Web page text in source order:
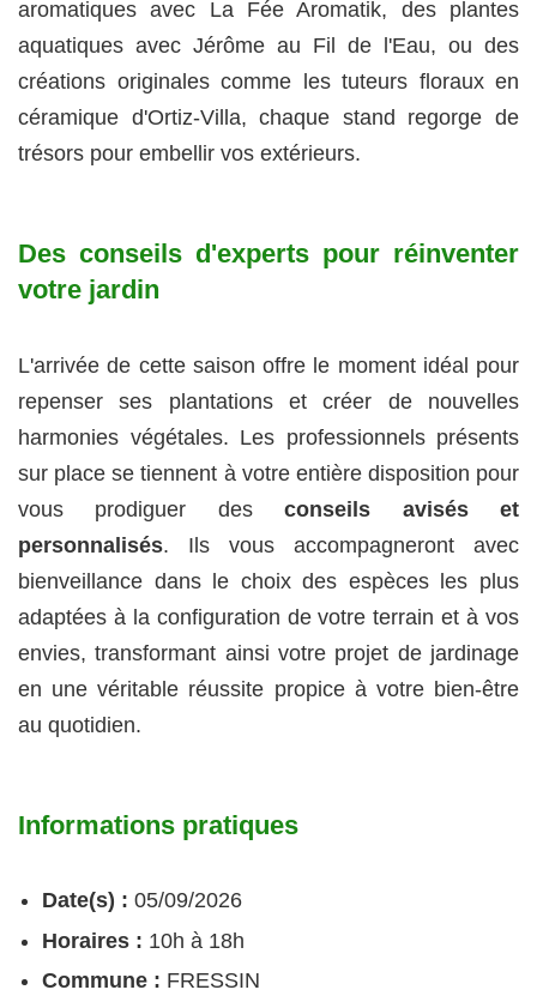
aromatiques avec La Fée Aromatik, des plantes
aquatiques avec Jérôme au Fil de l'Eau, ou des
créations originales comme les tuteurs floraux en
céramique d'Ortiz-Villa, chaque stand regorge de
trésors pour embellir vos extérieurs.
Des conseils d'experts pour réinventer
votre jardin
L'arrivée de cette saison offre le moment idéal pour
repenser ses plantations et créer de nouvelles
harmonies végétales. Les professionnels présents
sur place se tiennent à votre entière disposition pour
vous prodiguer desconseils avisés et
personnalisés. Ils vous accompagneront avec
bienveillance dans le choix des espèces les plus
adaptées à la configuration de votre terrain et à vos
envies, transformant ainsi votre projet de jardinage
en une véritable réussite propice à votre bien-être
au quotidien.
Informations pratiques
Date(s) : 05/09/2026
Horaires : 10h à 18h
Commune : FRESSIN